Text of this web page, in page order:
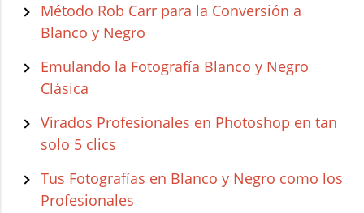
Método Rob Carr para la Conversión a
Blanco y Negro
Emulando la Fotografía Blanco y Negro
Clásica
Virados Profesionales en Photoshop en tan
solo 5 clics
Tus Fotografías en Blanco y Negro como los
Profesionales